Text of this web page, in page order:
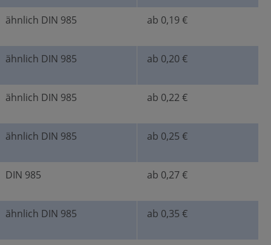
ähnlich DIN 985 ab 0,19 €
ähnlich DIN 985 ab 0,20 €
ähnlich DIN 985 ab 0,22 €
ähnlich DIN 985 ab 0,25 €
DIN 985 ab 0,27 €
ähnlich DIN 985 ab 0,35 €